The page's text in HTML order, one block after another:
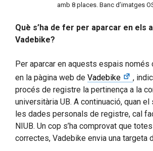
amb 8 places. Banc d’imatges
Què s’ha de fer per aparcar en els
Vadebike?
Per aparcar en aquests espais
en la pàgina web de Vadebike
,
procés de registre la pertinença a la
universitària UB. A continuació, quan
les dades personals de registre, cal
NIUB. Un cop s’ha comprovat que
correctes, Vadebike envia una targeta